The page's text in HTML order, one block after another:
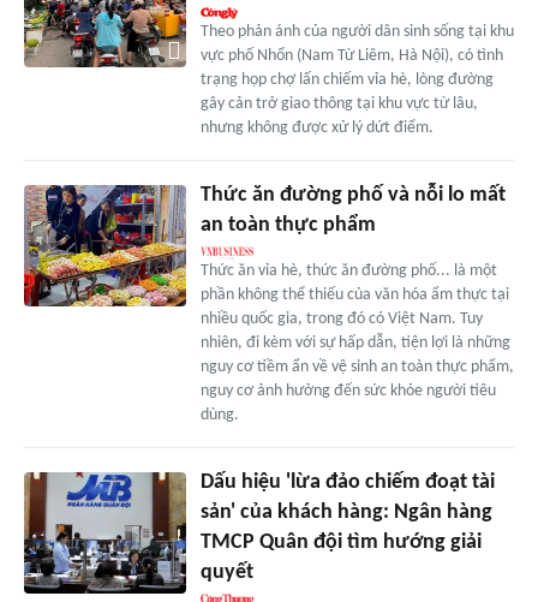
Theo phản ánh của người dân sinh sống tại khu
vực phố Nhổn (Nam Từ Liêm, Hà Nội), có tình
trạng họp chợ lấn chiếm vỉa hè, lòng đường
gây cản trở giao thông tại khu vực từ lâu,
nhưng không được xử lý dứt điểm.
Thức ăn đường phố và nỗi lo mất
an toàn thực phẩm
Thức ăn vỉa hè, thức ăn đường phố... là một
phần không thể thiếu của văn hóa ẩm thực tại
nhiều quốc gia, trong đó có Việt Nam. Tuy
nhiên, đi kèm với sự hấp dẫn, tiện lợi là những
nguy cơ tiềm ẩn về vệ sinh an toàn thực phẩm,
nguy cơ ảnh hưởng đến sức khỏe người tiêu
dùng.
Dấu hiệu 'lừa đảo chiếm đoạt tài
sản' của khách hàng: Ngân hàng
TMCP Quân đội tìm hướng giải
quyết